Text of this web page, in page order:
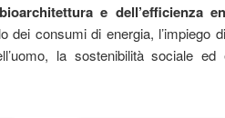
bioarchitettura e dell’efficienza
dei consumi di energia, l’impiego
la sostenibilità sociale ed